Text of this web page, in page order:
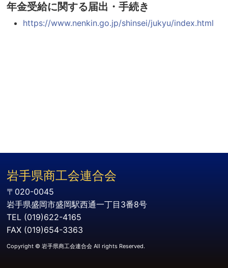
年金受給に関する届出・手続き
https://www.nenkin.go.jp/shinsei/jukyu/index.html
岩手県商工会連合会
〒020-0045
岩手県盛岡市盛岡駅西通一丁目3番8号
TEL (019)622-4165
FAX (019)654-3363
Copyright © 岩手県商工会連合会 All rights Reserved.